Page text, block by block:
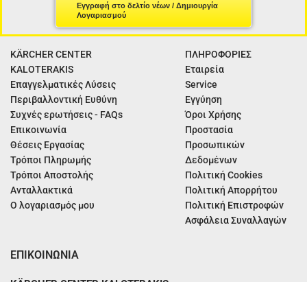
Εγγραφή στο δελτίο νέων / Δημιουργία
Λογαριασμού
KÄRCHER CENTER
KALOTERAKIS
Επαγγελματικές Λύσεις
Περιβαλλοντική Ευθύνη
Συχνές ερωτήσεις - FAQs
Επικοινωνία
Θέσεις Εργασίας
Τρόποι Πληρωμής
Τρόποι Αποστολής
Ανταλλακτικά
Ο λογαριασμός μου
ΠΛΗΡΟΦΟΡΙΕΣ
Εταιρεία
Service
Εγγύηση
Όροι Χρήσης
Προστασία
Προσωπικών
Δεδομένων
Πολιτική Cookies
Πολιτική Απορρήτου
Πολιτική Επιστροφών
Ασφάλεια Συναλλαγών
ΕΠΙΚΟΙΝΩΝΙΑ